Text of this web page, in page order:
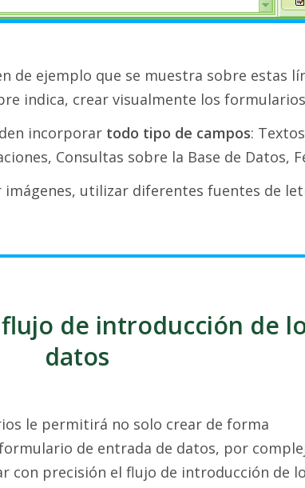
de ejemplo que se muestra sobre estas
indica, crear visualmente los
incorporar todo tipo de campos:
Consultas sobre la Base de Datos,
utilizar diferentes fuentes de
de introducción de
datos
le permitirá no solo crear de forma
de entrada de datos, por
con precisión el flujo de introducción de